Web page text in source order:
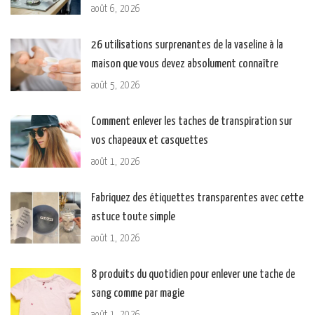
août 6, 2026
26 utilisations surprenantes de la vaseline à la
maison que vous devez absolument connaître
août 5, 2026
Comment enlever les taches de transpiration sur
vos chapeaux et casquettes
août 1, 2026
Fabriquez des étiquettes transparentes avec cette
astuce toute simple
août 1, 2026
8 produits du quotidien pour enlever une tache de
sang comme par magie